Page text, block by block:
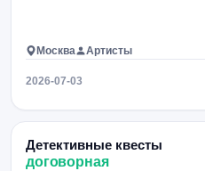
Москва Артисты
2026-07-03
Детективные квесты
договорная